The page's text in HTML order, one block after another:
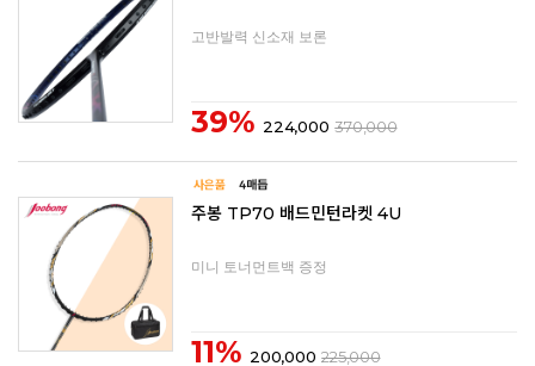
고반발력 신소재 보론
39% 224,000 370,000
주봉 TP70 배드민턴라켓 4U
미니 토너먼트백 증정
11% 200,000 225,000